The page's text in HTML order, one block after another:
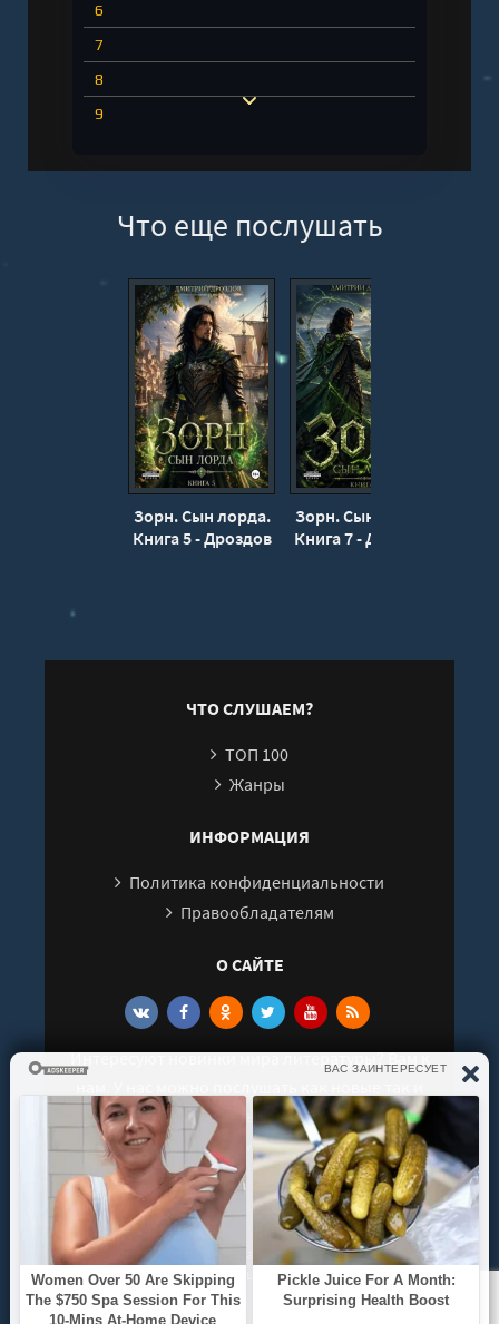
6
7
8
9
25
Что еще послушать
Зорн. Сын лорда.
Книга 5 - Дроздов
Зорн. Сын лорда.
Книга 7 - Дроздов
ЧТО СЛУШАЕМ?
ТОП 100
Жанры
ИНФОРМАЦИЯ
Политика конфиденциальности
Правообладателям
О САЙТЕ
Интересуют новинки мира литературы? Вам к
старые аудиокниги. Выбрать и поделиться с
друзьями лучшими аудиокнигами!
© 2021 - 2026 kniga-audio.net. Все права
защищены.